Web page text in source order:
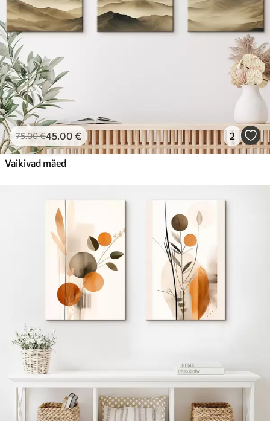
75.00€45.00 € 2
Vaikivad mäed